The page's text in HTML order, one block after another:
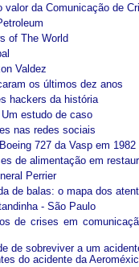
valor da Comunicação de
of The World
Valdez
os últimos dez anos
hackers da história
estudo de caso
nas redes sociais
727 da Vasp em 1982
de alimentação em
Perrier
de balas: o mapa dos
- São Paulo
de crises em
de sobreviver a um
do acidente da